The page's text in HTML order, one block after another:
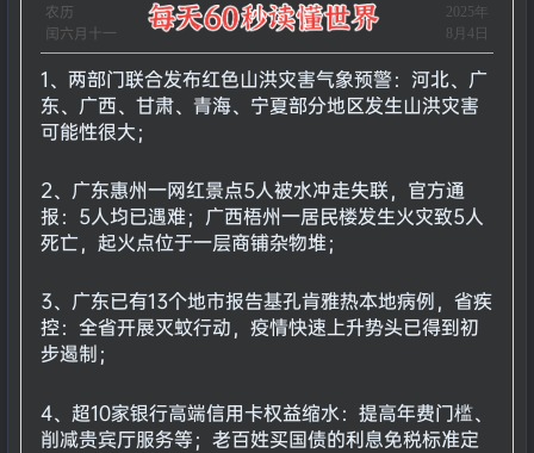
​2025年
8月4日
农历
闰六月十一
1、两部门联合发布红色山洪灾害气象预警：河北、广
东、广西、甘肃、青海、宁夏部分地区发生山洪灾害
可能性很大；
2、广东惠州一网红景点5人被水冲走失联，官方通
报：5人均已遇难；广西梧州一居民楼发生火灾致5人
死亡，起火点位于一层商铺杂物堆；
3、广东已有13个地市报告基孔肯雅热本地病例，省疾
控：全省开展灭蚊行动，疫情快速上升势头已得到初
步遏制；
4、超10家银行高端信用卡权益缩水：提高年费门槛、
削减贵宾厅服务等；老百姓买国债的利息免税标准定